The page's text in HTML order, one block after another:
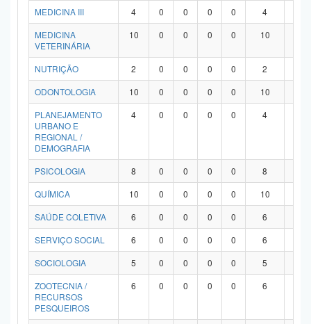
MEDICINA III
4 0 0 0 0 4
MEDICINA
VETERINÁRIA
10 0 0 0 0 10
NUTRIÇÃO 2 0 0 0 0 2
ODONTOLOGIA
10 0 0 0 0 10
PLANEJAMENTO
URBANO E
REGIONAL /
DEMOGRAFIA
4 0 0 0 0 4
PSICOLOGIA 8 0 0 0 0 8
QUÍMICA
10 0 0 0 0 10
SAÚDE COLETIVA
6 0 0 0 0 6
SERVIÇO SOCIAL
6 0 0 0 0 6
SOCIOLOGIA
5 0 0 0 0 5
ZOOTECNIA /
RECURSOS
PESQUEIROS
6 0 0 0 0 6